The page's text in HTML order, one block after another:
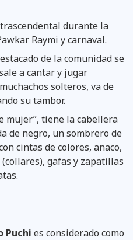
durante la
Raymi y carnaval.
de la comunidad se
a cantar y jugar
solteros, va de
su tambor.
mujer”, tiene la cabellera
de negro, un sombrero de
cintas de colores, anaco,
gafas y zapatillas
Puchi es considerado como